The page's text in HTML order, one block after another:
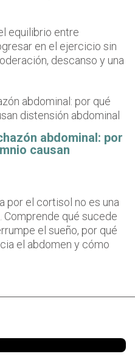
equilibrio entre
en el ejercicio sin
descanso y una
abdominal: por
causan
por el cortisol no es una
Comprende qué sucede
el sueño, por qué
el abdomen y cómo